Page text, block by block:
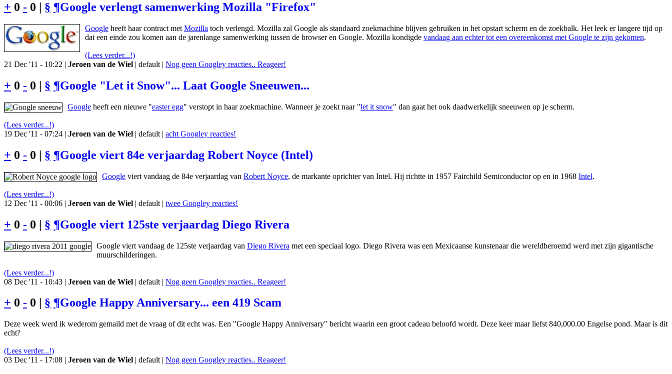
+ 0 - 0 | § ¶Google verlengt samenwerking Mozilla "Firefox"
Google heeft haar contract met Mozilla toch verlengd. Mozilla zal Google als standaard zoekmachine blijven gebruiken in het opstart scherm en de zoekbalk. Het leek er langere tijd op
dat een einde zou komen aan de jarenlange samenwerking tussen de browser en Google. Mozilla kondigde vandaag aan echter tot een overeenkomst met Google te zijn gekomen.
(Lees verder...!)
21 Dec '11 - 10:22 | Jeroen van de Wiel | default | Nog geen Googley reacties.. Reageer!
+ 0 - 0 | § ¶Google "Let it Snow"... Laat Google Sneeuwen...
Google heeft een nieuwe "easter egg" verstopt in haar zoekmachine. Wanneer je zoekt naar "let it snow" dan gaat het ook daadwerkelijk sneeuwen op je scherm.
(Lees verder...!)
19 Dec '11 - 07:24 | Jeroen van de Wiel | default | acht Googley reacties!
+ 0 - 0 | § ¶Google viert 84e verjaardag Robert Noyce (Intel)
Google viert vandaag de 84e verjaardag van Robert Noyce, de markante oprichter van Intel. Hij richtte in 1957 Fairchild Semiconductor op en in 1968 Intel.
(Lees verder...!)
12 Dec '11 - 00:06 | Jeroen van de Wiel | default | twee Googley reacties!
+ 0 - 0 | § ¶Google viert 125ste verjaardag Diego Rivera
Google viert vandaag de 125ste verjaardag van Diego Rivera met een speciaal logo. Diego Rivera was een Mexicaanse kunstenaar die wereldberoemd werd met zijn gigantische
muurschilderingen.
(Lees verder...!)
08 Dec '11 - 10:43 | Jeroen van de Wiel | default | Nog geen Googley reacties.. Reageer!
+ 0 - 0 | § ¶Google Happy Anniversary... een 419 Scam
Deze week werd ik wederom gemaild met de vraag of dit echt was. Een "Google Happy Anniversary" bericht waarin een groot cadeau beloofd wordt. Deze keer maar liefst 840,000.00 Engelse pond. Maar is dit
echt?
(Lees verder...!)
03 Dec '11 - 17:08 | Jeroen van de Wiel | default | Nog geen Googley reacties.. Reageer!